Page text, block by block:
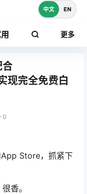
更多
中文 EN
合
现完全免费白
0
Store，抓紧下
香。